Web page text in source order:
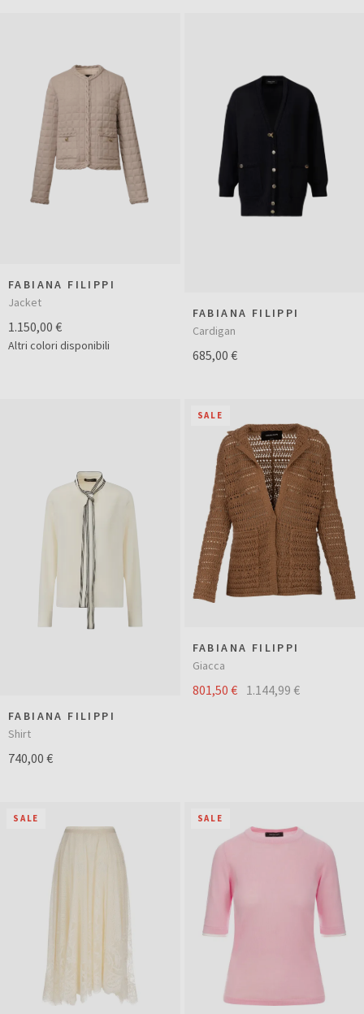
FABIANA FILIPPI
Jacket
1.150,00 €
Altri colori disponibili
FABIANA FILIPPI
Cardigan
685,00 €
FABIANA FILIPPI
Shirt
740,00 €
SALE
FABIANA FILIPPI
Giacca
801,50 € 1.144,99 €
SALE SALE